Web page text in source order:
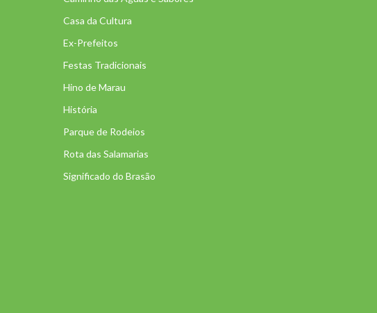
Casa da Cultura
Ex-Prefeitos
Festas Tradicionais
Hino de Marau
História
Parque de Rodeios
Rota das Salamarias
Significado do Brasão